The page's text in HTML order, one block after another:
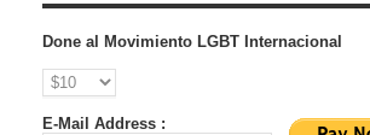
Done al Movimiento LGBT Internacional
E-Mail Address :